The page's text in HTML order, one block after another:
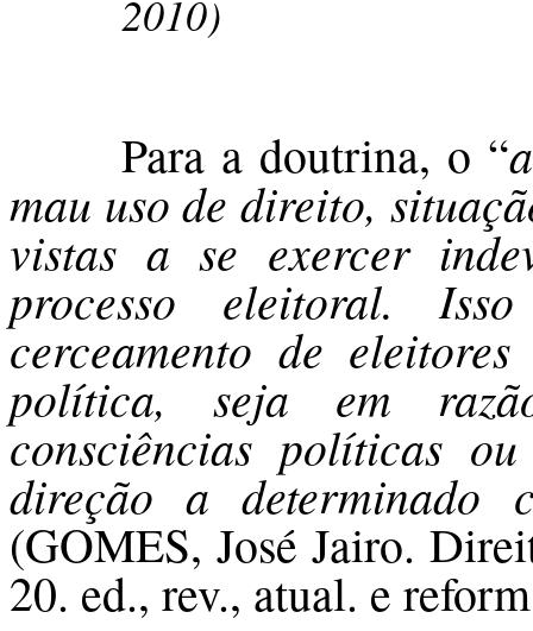
2010)
Para a doutrina, o “
mau uso de direito,
vistas a se exercer
processo eleitoral.
cerceamento de
política, seja em
consciências políticas
direção a determinado
(GOMES, José Jairo.
20. ed., rev., atual. e